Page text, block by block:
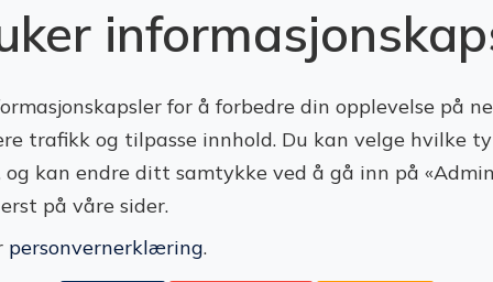
Kjeveortopedi
Konserverende
Perio
Protetikk
Roterende
for å forbedre din opplevelse på
trafikk og tilpasse innhold. Du kan velge hvilke
kan endre ditt samtykke ved å gå inn på
på våre sider.
personvernerklæring.